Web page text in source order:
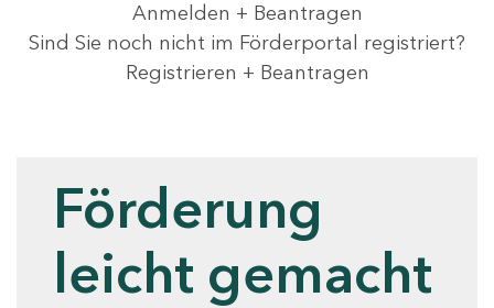
Anmelden + Beantragen
Sind Sie noch nicht im Förderportal registriert?
Registrieren + Beantragen
Förderung
leicht gemacht